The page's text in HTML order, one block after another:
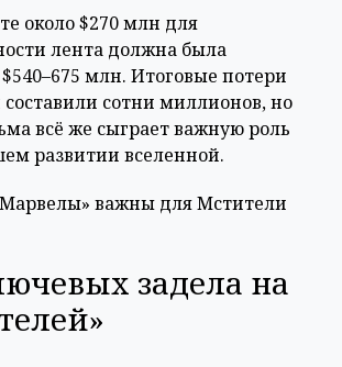
около $270 млн для
лента должна была
$540–675 млн. Итоговые потери
сотни миллионов, но
всё же сыграет важную роль
развитии вселенной.
задела на